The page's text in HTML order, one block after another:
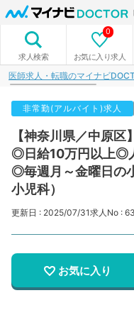
求人検索 お気に入り求人
0
医師求人・転職のマイナビ
非常勤(アルバイト)求人
【神奈川県／中原
◎日給10万円以上◎
◎毎週月～金曜日の
小児科）
更新日 : 2025/07/31求人No :
お気に入り